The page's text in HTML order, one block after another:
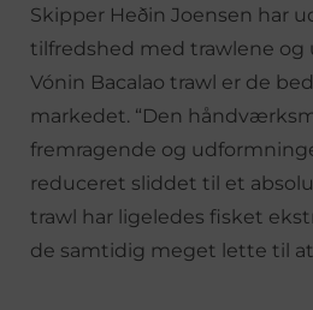
Skipper Heðin Joensen har
tilfredshed med trawlene og
Vónin Bacalao trawl er de
markedet. “Den
fremragende og
reduceret sliddet til et
trawl har ligeledes fisket
de samtidig meget lette til